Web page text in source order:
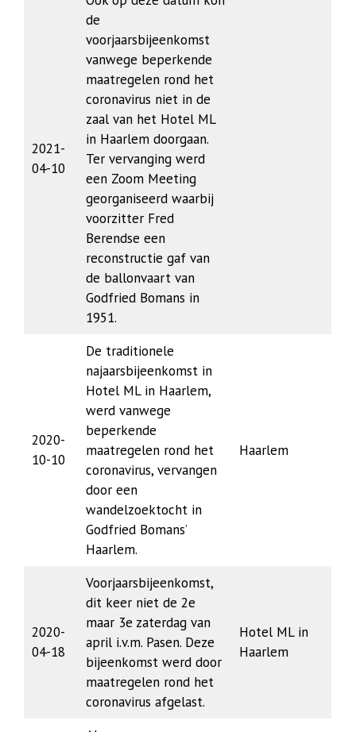
2021-
04-10
de
voorjaarsbijeenkomst
vanwege beperkende
maatregelen rond het
coronavirus niet in de
zaal van het Hotel ML
in Haarlem doorgaan.
Ter vervanging werd
een Zoom Meeting
georganiseerd waarbij
voorzitter Fred
Berendse een
reconstructie gaf van
de ballonvaart van
Godfried Bomans in
1951.
2020-
10-10
De traditionele
najaarsbijeenkomst in
Hotel ML in Haarlem,
werd vanwege
beperkende
maatregelen rond het
coronavirus, vervangen
door een
wandelzoektocht in
Godfried Bomans’
Haarlem.
Haarlem
2020-
04-18
Voorjaarsbijeenkomst,
dit keer niet de 2e
maar 3e zaterdag van
april i.v.m. Pasen. Deze
bijeenkomst werd door
maatregelen rond het
coronavirus afgelast.
Hotel ML in
Haarlem